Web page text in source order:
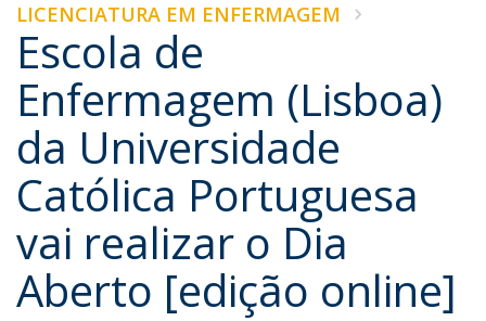
LICENCIATURA EM ENFERMAGEM
Escola de
Enfermagem (Lisboa)
da Universidade
Católica Portuguesa
vai realizar o Dia
Aberto [edição online]